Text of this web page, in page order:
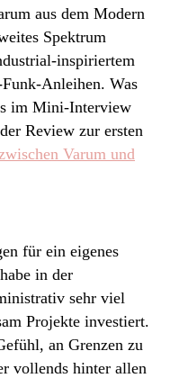
aus dem Modern
Spektrum
inspiriertem
Anleihen. Was
im Mini-Interview
Review zur ersten
Varum und
für ein eigenes
in der
sehr viel
Projekte investiert.
an Grenzen zu
vollends hinter allen